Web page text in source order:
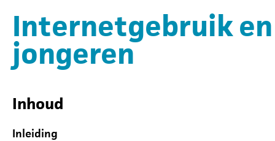
Internetgebruik
jongeren
Inhoud
Inleiding